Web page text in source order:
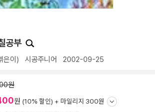
공부
은이) 시공주니어 2002-09-25
원
원 (10% 할인) + 마일리지 300원